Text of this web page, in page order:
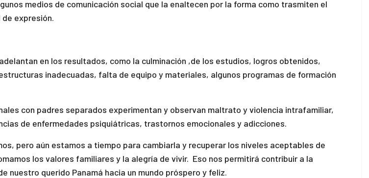
medios de comunicación social que la enaltecen por la forma como trasmiten el
expresión.
en los resultados, como la culminación ,de los estudios, logros obtenidos,
inadecuadas, falta de equipo y materiales, algunos programas de formación
con padres separados experimentan y observan maltrato y violencia intrafamiliar,
de enfermedades psiquiátricas, trastornos emocionales y adicciones.
pero aún estamos a tiempo para cambiarla y recuperar los niveles aceptables de
los valores familiares y la alegría de vivir. Eso nos permitirá contribuir a la
de nuestro querido Panamá hacia un mundo próspero y feliz.